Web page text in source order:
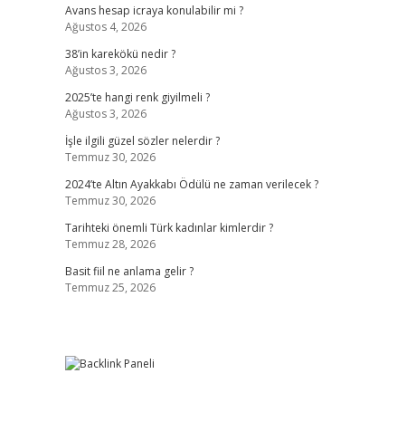
Avans hesap icraya konulabilir mi ?
Ağustos 4, 2026
38’in karekökü nedir ?
Ağustos 3, 2026
2025’te hangi renk giyilmeli ?
Ağustos 3, 2026
İşle ilgili güzel sözler nelerdir ?
Temmuz 30, 2026
2024’te Altın Ayakkabı Ödülü ne zaman verilecek ?
Temmuz 30, 2026
Tarihteki önemli Türk kadınlar kimlerdir ?
Temmuz 28, 2026
Basit fiil ne anlama gelir ?
Temmuz 25, 2026